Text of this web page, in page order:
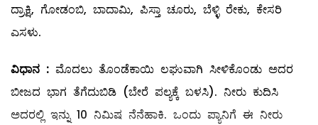
ದ್ರಾಕ್ಷಿ, ಗೋಡಂಬಿ, ಬಾದಾಮಿ, ಪಿಸ್ತಾ ಚೂರು, ಬೆಳ್ಳಿ ರೇಕು, ಕೇಸರಿ
ಎಸಳು.
ವಿಧಾನ : ಮೊದಲು ತೊಂಡೆಕಾಯಿ ಲಘುವಾಗಿ ಸೀಳಿಕೊಂಡು ಅದರ
ಬೀಜದ ಭಾಗ ತೆಗೆದುಬಿಡಿ (ಬೇರೆ ಪಲ್ಯಕ್ಕೆ ಬಳಸಿ). ನೀರು ಕುದಿಸಿ
ಅದರಲ್ಲಿ ಇನ್ನು 10 ನಿಮಿಷ ನೆನೆಹಾಕಿ. ಒಂದು ಪ್ಯಾನಿಗೆ ಈ ನೀರು